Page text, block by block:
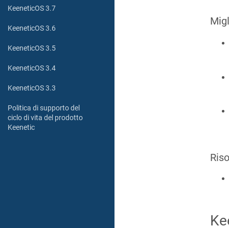
KeeneticOS 3.7
KeeneticOS 3.6
KeeneticOS 3.5
KeeneticOS 3.4
KeeneticOS 3.3
Politica di supporto del
ciclo di vita del prodotto
Keenetic